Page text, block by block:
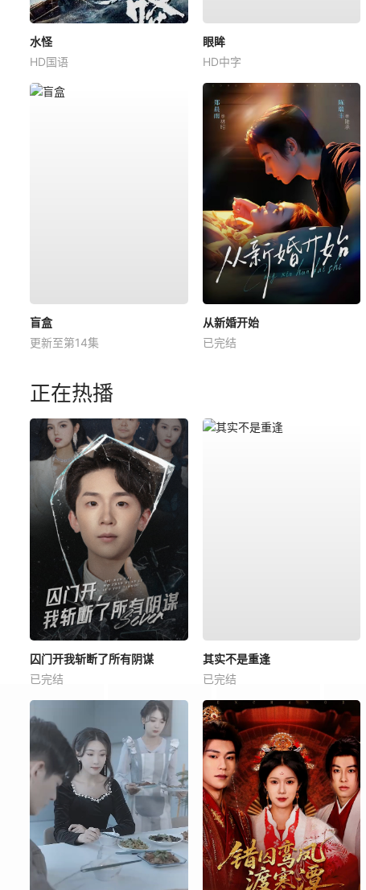
水怪
HD国语
眼眸
HD中字
盲盒
更新至第14集
从新婚开始
已完结
正在热播
囚门开我斩断了所有阴谋
已完结
其实不是重逢
已完结